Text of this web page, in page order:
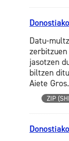
Datu-
jasotzen
biltzen
Aiete
ZIP